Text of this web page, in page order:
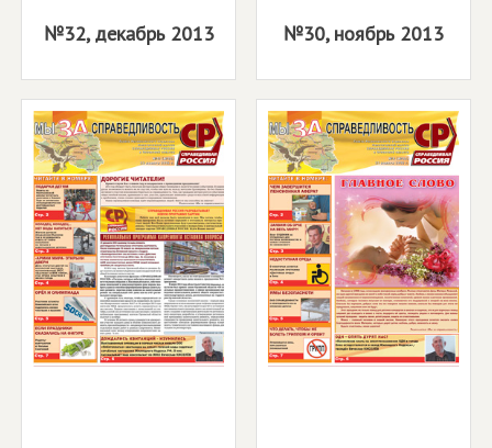
№32, декабрь 2013 №30, ноябрь 2013